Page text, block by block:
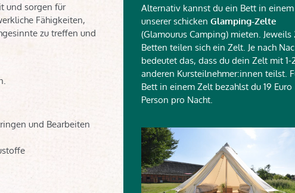
und sorgen für
Fähigkeiten,
zu treffen und
und Bearbeiten
Alternativ kannst du ein Bett in einem
unserer schicken Glamping-Zelte
(Glamourus Camping) mieten. Jeweils
Betten teilen sich ein Zelt. Je nach
bedeutet das, dass du dein Zelt mit 1-
anderen Kursteilnehmer:innen teilst.
Bett in einem Zelt bezahlst du 19 Euro
Person pro Nacht.